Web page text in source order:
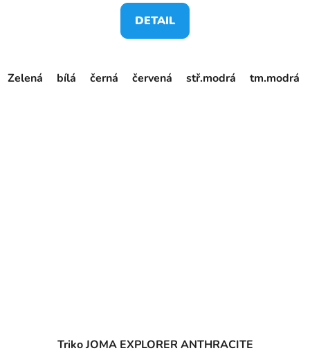
DETAIL
Zelená bílá černá červená stř.modrá tm.modrá
Triko JOMA EXPLORER ANTHRACITE